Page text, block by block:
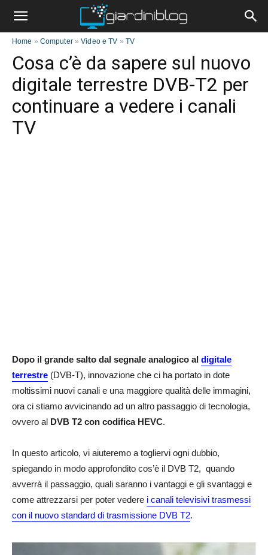
Home » Computer»Video e TV » TV
Cosa c’è da sapere sul nuovo
digitale terrestre DVB-T2 per
continuare a vedere i canali
TV
Dopo il grande salto dal segnale analogico al digitale
terrestre (DVB-T), innovazione che ci ha portato in dote
moltissimi nuovi canali e una maggiore qualità delle immagini,
ora ci stiamo avvicinando ad un altro passaggio di tecnologia,
ovvero al DVB T2 con codifica HEVC.
In questo articolo, vi aiuteremo a togliervi ogni dubbio,
spiegando in modo approfondito cos’è il DVB T2, quando
avverrà il passaggio, quali saranno i vantaggi e gli svantaggi e
come attrezzarsi per poter vedere i canali televisivi trasmessi
con il nuovo standard di trasmissione DVB T2.